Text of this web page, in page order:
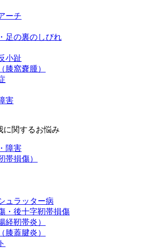
ーチ
足の裏のしびれ
小趾
膝窩嚢腫）
害
に関するお悩み
障害
帯損傷）
ュラッター病
・後十字靭帯損傷
経靭帯炎）
膝蓋腱炎）